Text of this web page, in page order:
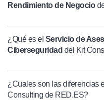
Rendimiento de Negocio
¿Qué es el Servicio de
Ciberseguridad del Kit
¿Cuales son las diferencias
Consulting de RED.ES?